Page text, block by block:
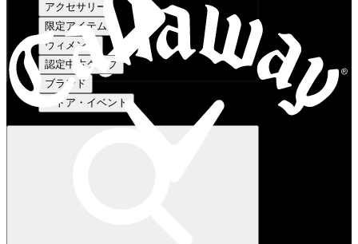
アクセサリー
限定アイテム
ウィメンズ
認定中古クラブ
ブランド
ストア・イベント